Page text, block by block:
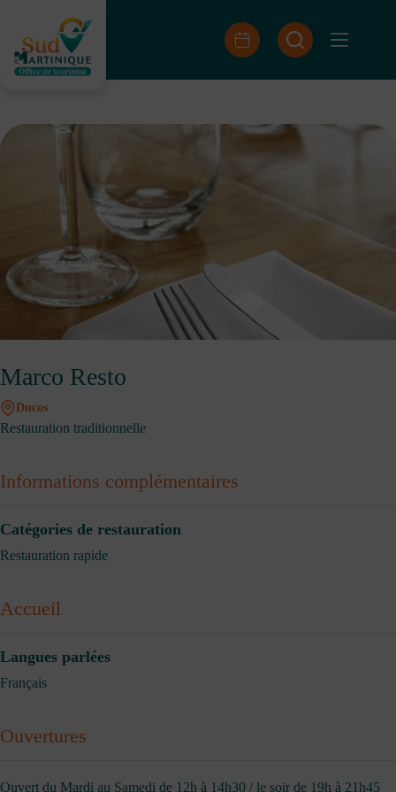
contenu
Marco Resto
Ducos
Restauration traditionnelle
Informations complémentaires
Catégories de restauration
Restauration rapide
Accueil
Langues parlées
Français
Ouvertures
Ouvert du Mardi au Samedi de 12h à 14h30 / le soir de 19h à 21h45